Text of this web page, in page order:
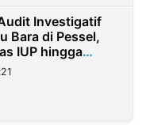
Investigatif
Bara di Pessel,
IUP hingga